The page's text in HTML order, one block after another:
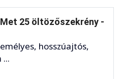
25 öltözőszekrény -
hosszúajtós,